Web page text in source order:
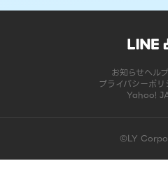
お知らせヘルプ
プライバシーポリ
Yahoo!
©LY
このコンテンツは掲載が終了し